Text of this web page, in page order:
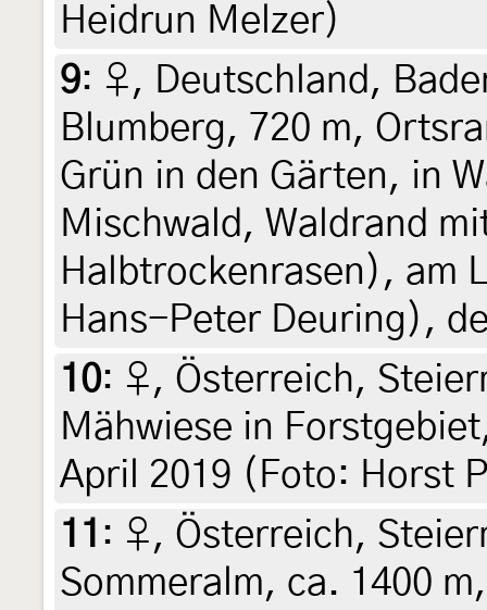
Heidrun Melzer)
9: ♀, Deutschland,
Blumberg, 720 m,
Grün in den Gärten, in
Mischwald, Waldrand
Halbtrockenrasen), am
Hans-Peter Deuring),
10: ♀, Österreich,
Mähwiese in
April 2019 (Foto: Horst
11 : ♀, Österreich,
Sommeralm, ca. 1400